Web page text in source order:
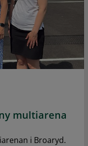
multiarena
i Broaryd.